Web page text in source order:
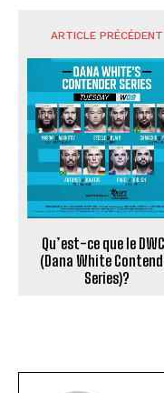
ARTICLE PRÉCÉDENT
Qu’est-ce que le
(Dana White
Series)?